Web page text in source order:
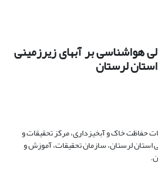
هواشناسی بر آبهای زیرزمینی
لرستان
حفاظت خاک و آبخیزداری، مرکز تحقیقات و
لرستان، سازمان تحقیقات، آموزش و